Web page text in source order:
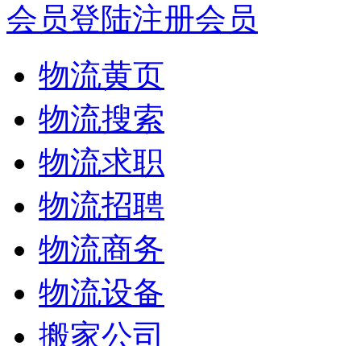
会员登陆注册会员
物流黄页
物流搜索
物流求职
物流招聘
物流商务
物流设备
搬家公司